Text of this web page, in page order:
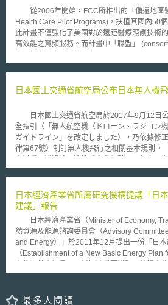
果亦將於日內瓦下一屆會議中提出討論。 另外
台，開放各界參與本議題之討論（https://
論壇將持續開放討論至2010年6月20日，並決
之相關問題。 目前全球有超過3億1千4百萬盲
地，供給視障者及閱讀障礙者閱讀或收聽資訊
位。而為促進保障視障者及閱讀障礙者接觸資
障礙者閱讀或收聽的工具。但如何結合現代科
於盲人或視障者接觸資訊，兩者間如何取得平
需要再思考的問題。
從2006年開始，FCC所推出的「偏遠地區
Health Care Pilot Programs)，扶植其國內50
此計畫不僅強化了美國對於遠距醫療照護技術
高效能之寬頻服務。而計畫中「聯盟」
務補助時所需花費之行政成本外，更提升了醫
效益， FCC於2012年12月再次針對醫療照護普
領航計畫(Pilot Program)。「醫療照護網路基
畫參與者更多的彈性，以規劃其本身的網路。
務、自行佈建寬頻基礎建設或混合上述兩種方
FCC亦訂定資格限制以及審查機制。目前僅有
盟，可自行佈建寬頻基礎建設，獨立醫療業者
實所得頻寬資源，是透過公正的招標機制後，
美國在面對偏遠地區醫療資源的匱乏，以及該
頻網路來傳遞病患所需的服務，也透過城鄉醫
隊所發展的技術，得以與偏遠地區藉提供服務
互通流通，甚至允許醫療業者佈建基礎寬頻建
及服務的概念，不應該偏離電信基礎建設的佈
人民基礎生存權利之必須所主導的概念。
日本國土交通省航空局公布日本無人機
日本國土交通省航空局於2017年9月12日
全指引（「無人航空機（ドローン、ラジコン
ガイドライン」を改定しました），乃依據修
律第67號）制訂無人機飛行之相關基本規則。 定義所謂無人機乃指非
艇。而無人機禁止飛行在150公尺以上高空，
通省同意之例外規則外，無人機之飛行必須在
眼目視範圍內之監視下，與第三人或他人建築
以上，並不得在祭拜或假日等人群聚集之場所
等危險物品，亦不得從無人機上投擲物品。另
除了航空站周邊外，直升機等降落可能之場所
鐵路等、鐵路周邊或車道周邊等、高壓電線、
等附近應注意飛行安全。 於飛行之際，不得飲酒等造成不當操作，飛
日本經濟產業省所屬研究機構提議「日
建議」報告
日本經濟產業省（Minister of Economy,
然資源及能源諮詢委員會（Advisory
and Energy）」於2011年12月提出一份「日
（Establishment of a New Basic Energy Plan
本計畫，係因日本政府為因應2020年應達25
是陸續招開會議研商討論，並提供建議給日本
最多人閱讀